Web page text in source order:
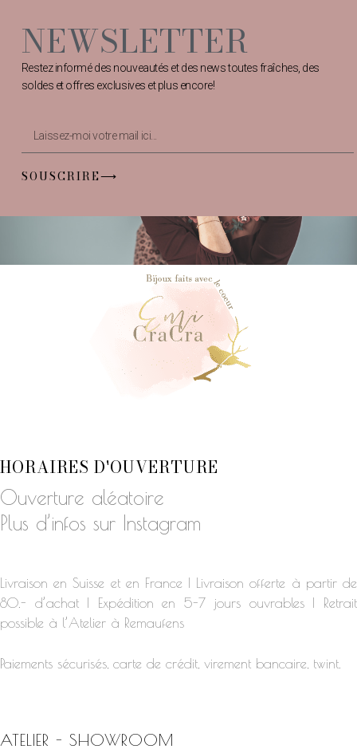
NEWSLETTER
Restez informé des nouveautés et des news toutes fraîches, des
soldes et offres exclusives et plus encore!
SOUSCRIRE⟶
HORAIRES D'OUVERTURE
Ouverture aléatoire
Plus d’infos sur Instagram
Livraison en Suisse et en France | Livraison offerte à partir de
80.- d’achat | Expédition en 5-7 jours ouvrables | Retrait
possible à l’Atelier à Remaufens
Paiements sécurisés, carte de crédit, virement bancaire, twint.
ATELIER - SHOWROOM